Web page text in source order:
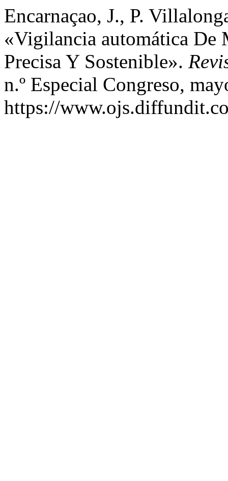
Encarnaçao, J., P.
«Vigilancia automática De
Precisa Y Sostenible».
n.º Especial Congreso,
https://